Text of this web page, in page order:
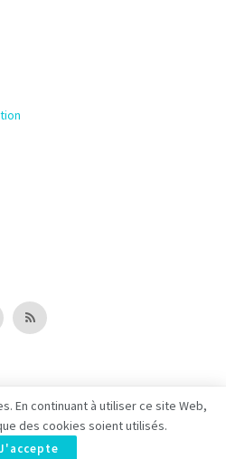
Alliance 123.
En continuant à utiliser ce site Web,
des cookies soient utilisés.